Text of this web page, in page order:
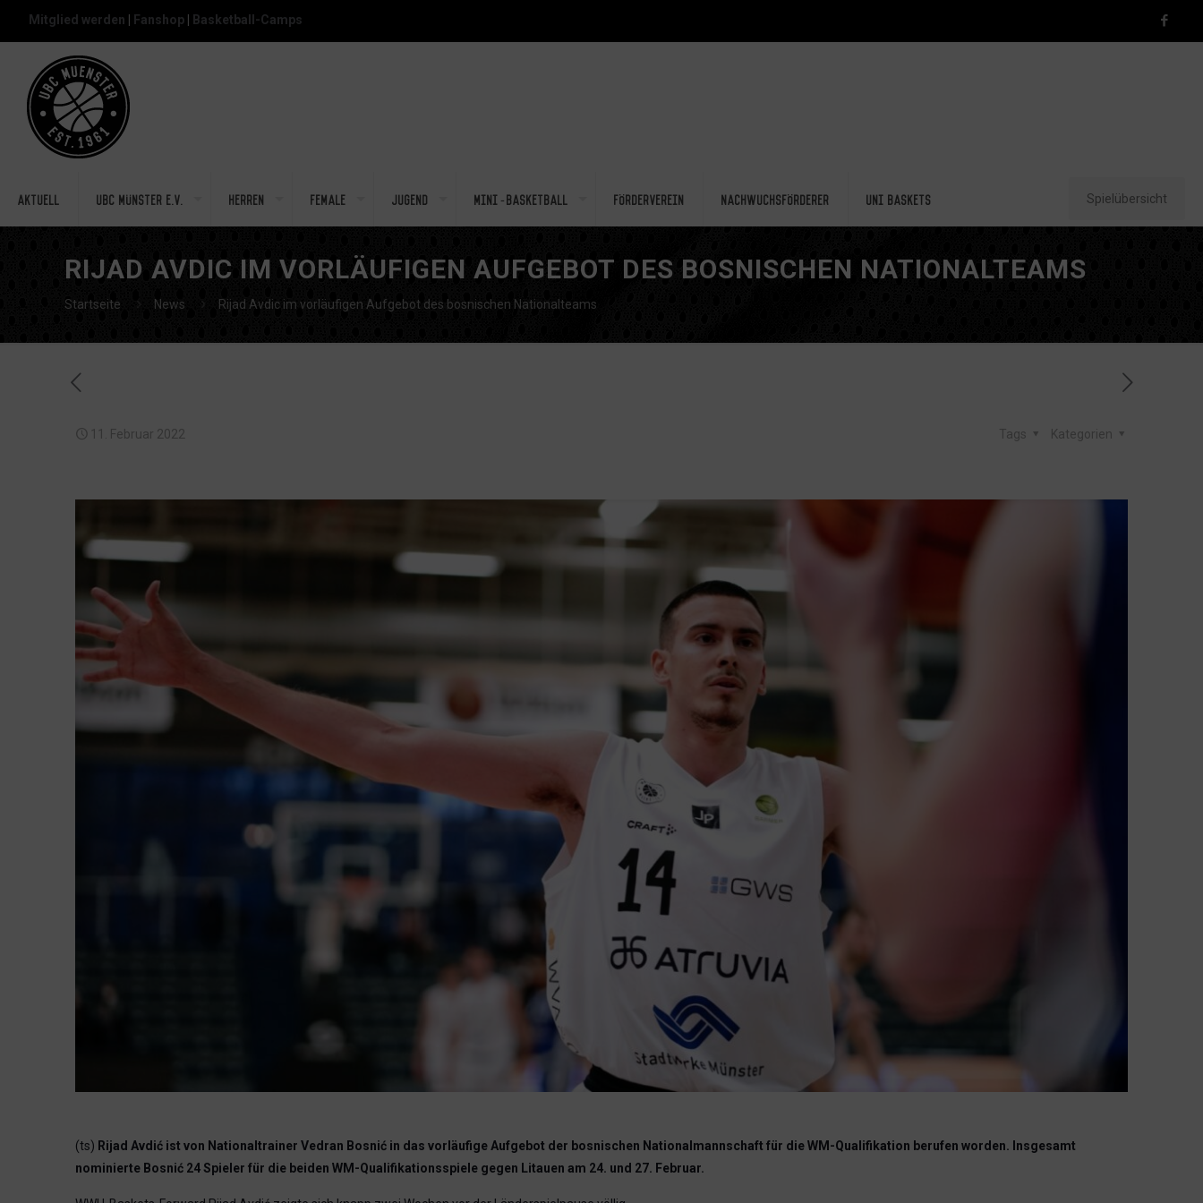
Mitglied werden Fanshop Basketball-Camps
Aktuell UBC Münster e.V. Herren Female Jugend Mini-Basketball Förderverein Nachwuchsförderer Uni Baskets Spielübersicht
RIJAD AVDIC IM VORLÄUFIGEN AUFGEBOT DES BOSNISCHEN NATIONALTEAMS
Startseite News Rijad Avdic im vorläufigen Aufgebot des bosnischen Nationalteams
11. Februar 2022 Kategorien
Tags
(ts) Rijad Avdić ist von Nationaltrainer Vedran Bosnić in das vorläufige Aufgebot der bosnischen Nationalmannschaft für die WM-Qualifikation berufen worden. Insgesamt
nominierte Bosnić 24 Spieler für die beiden WM-Qualifikationsspiele gegen Litauen am 24. und 27. Februar.